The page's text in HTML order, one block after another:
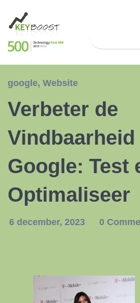
google, Website
Verbeter de
Vindbaarheid
Google: Test
Optimaliseer
6 december, 2023 0